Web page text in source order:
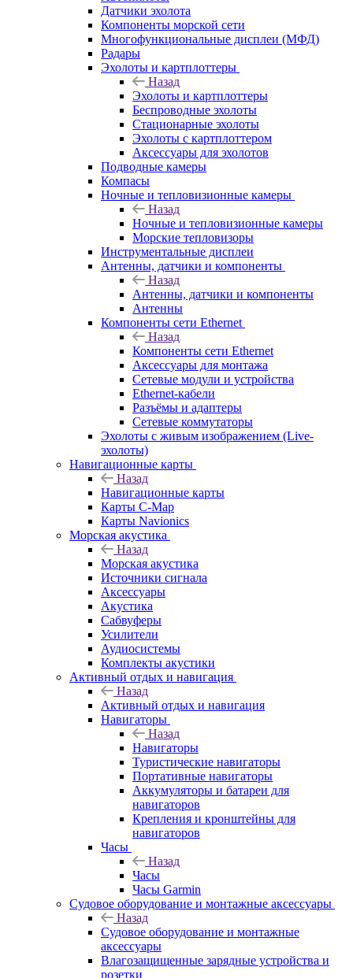
Датчики эхолота
Компоненты морской сети
Многофункциональные дисплеи (МФД)
Радары
Эхолоты и картплоттеры
Назад
Эхолоты и картплоттеры
Беспроводные эхолоты
Стационарные эхолоты
Эхолоты с картплоттером
Аксессуары для эхолотов
Подводные камеры
Компасы
Ночные и тепловизионные камеры
Назад
Ночные и тепловизионные камеры
Морские тепловизоры
Инструментальные дисплеи
Антенны, датчики и компоненты
Назад
Антенны, датчики и компоненты
Антенны
Компоненты сети Ethernet
Назад
Компоненты сети Ethernet
Аксессуары для монтажа
Сетевые модули и устройства
Ethernet-кабели
Разъёмы и адаптеры
Сетевые коммутаторы
Эхолоты с живым изображением (Live-
эхолоты)
Навигационные карты
Назад
Навигационные карты
Карты C-Map
Карты Navionics
Морская акустика
Назад
Морская акустика
Источники сигнала
Аксессуары
Акустика
Сабвуферы
Усилители
Аудиосистемы
Комплекты акустики
Активный отдых и навигация
Назад
Активный отдых и навигация
Навигаторы
Назад
Навигаторы
Туристические навигаторы
Портативные навигаторы
Аккумуляторы и батареи для
навигаторов
Крепления и кронштейны для
навигаторов
Часы
Назад
Часы
Часы Garmin
Судовое оборудование и монтажные аксессуары
Назад
Судовое оборудование и монтажные
аксессуары
Влагозащищенные зарядные устройства и
розетки